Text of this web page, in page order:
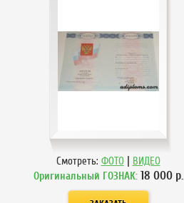
Смотреть: ФОТО | ВИДЕО
Оригинальный ГОЗНАК: 18 000р.